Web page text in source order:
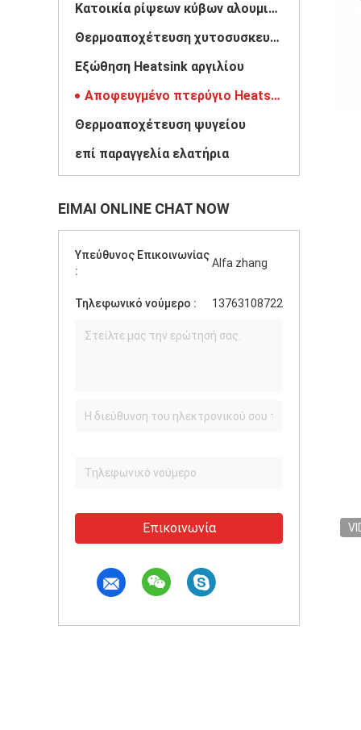
Κατοικία ρίψεων κύβων αλουμινίου
Θερμοαποχέτευση χυτοσυσκευασμένου αλουμινίου
Εξώθηση Heatsink αργιλίου
Αποφευγμένο πτερύγιο Heatsink
Θερμοαποχέτευση ψυγείου
επί παραγγελία ελατήρια
ΕΊΜΑΙ ONLINE CHAT NOW
Υπεύθυνος Επικοινωνίας
:
Alfa zhang
Τηλεφωνικό νούμερο : 13763108722
Επικοινωνία